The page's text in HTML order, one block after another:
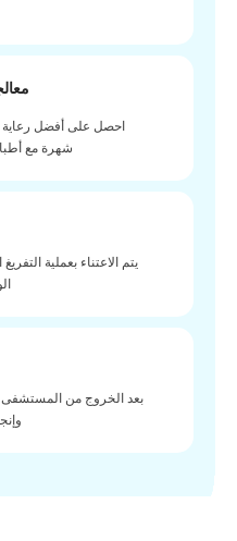
احصل على أفضل
شهرة مع
يتم الاعتناء بعملية
بعد الخروج من المستشفى